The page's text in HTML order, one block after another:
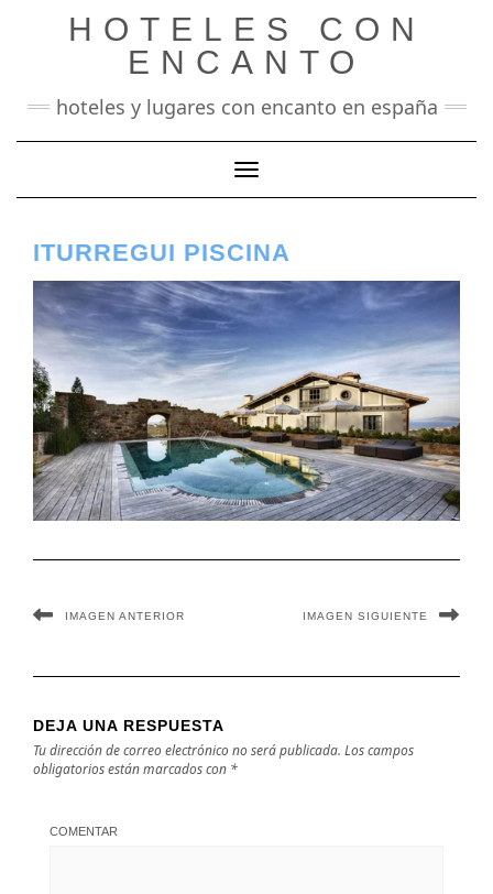
HOTELES CON
ENCANTO
hoteles y lugares con encanto en españa
Cambiar modo de navegación
ITURREGUI PISCINA
IMAGEN ANTERIOR IMAGEN SIGUIENTE
DEJA UNA RESPUESTA
Tu dirección de correo electrónico no será publicada. Los campos
obligatorios están marcados con *
COMENTAR